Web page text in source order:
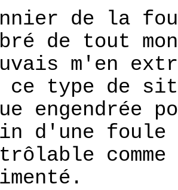
de la
de tout
m'en
ce type de
engendrée
d'une foule